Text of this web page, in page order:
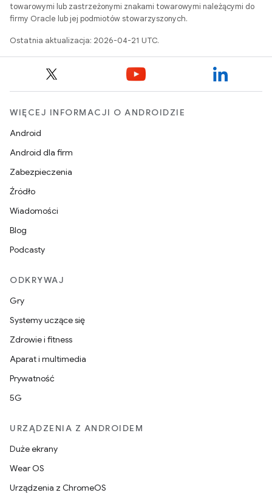
towarowymi lub zastrzeżonymi znakami towarowymi należącymi do
firmy Oracle lub jej podmiotów stowarzyszonych.
Ostatnia aktualizacja: 2026-04-21 UTC.
WIĘCEJ INFORMACJI O ANDROIDZIE
Android
Android dla firm
Zabezpieczenia
Źródło
Wiadomości
Blog
Podcasty
ODKRYWAJ
Gry
Systemy uczące się
Zdrowie i fitness
Aparat i multimedia
Prywatność
5G
URZĄDZENIA Z ANDROIDEM
Duże ekrany
Wear OS
Urządzenia z ChromeOS